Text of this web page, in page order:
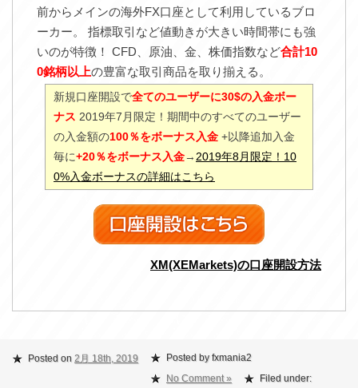
前からメインの海外FX口座として利用しているブロ
ーカー。 指標取引など値動きが大きい時間帯にも強
いのが特徴！ CFD、原油、金、株価指数など合計10
0銘柄以上の豊富な取引商品を取り揃える。
新規口座開設で全てのユーザーに30$の入金ボー
ナス 2019年7月限定！期間中のすべてのユーザー
の入金額の100％をボーナス入金 +以降追加入金
毎に+20％をボーナス入金→ 2019年8月限定！10
0%入金ボーナスの詳細はこちら
XM(XEMarkets)の口座開設方法
Posted on 2月 18th, 2019
Posted by fxmania2
No Comment »
Filed under: